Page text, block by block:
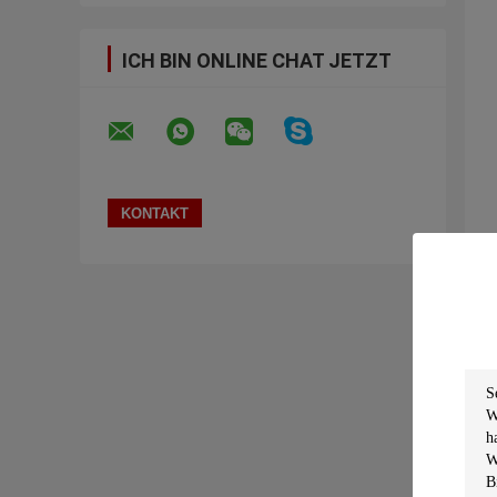
ICH BIN ONLINE CHAT JETZT